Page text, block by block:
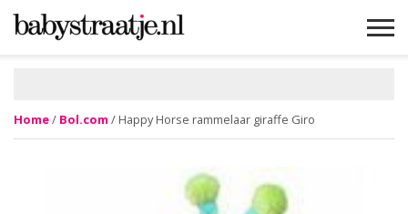
Home/ Bol.com / Happy Horse rammelaar giraffe Giro